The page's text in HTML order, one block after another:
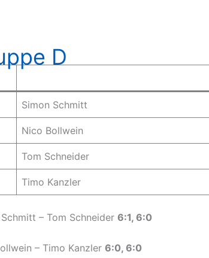
D
Simon Schmitt
Nico Bollwein
Tom Schneider
Timo Kanzler
– Tom Schneider 6:1, 6:0
– Timo Kanzler 6:0, 6:0